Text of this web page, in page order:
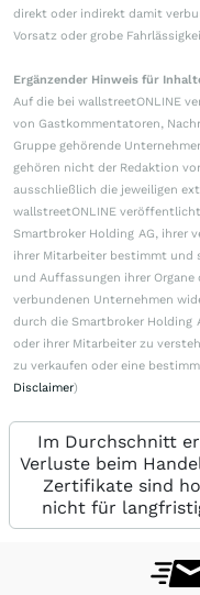
direkt oder indirekt damit
Vorsatz oder grobe
Ergänzender Hinweis für
Auf die bei wallstreetONLINE
von Gastkommentatoren,
Gruppe gehörende
gehören nicht der Redaktion
ausschließlich die jeweiligen
wallstreetONLINE
Smartbroker Holding AG, ihrer
ihrer Mitarbeiter bestimmt und
und Auffassungen ihrer
verbundenen Unternehmen
durch die Smartbroker Holding
oder ihrer Mitarbeiter zu
zu verkaufen oder eine
Disclaimer)
Im Durchschnitt
Verluste beim
Zertifikate sind
nicht für